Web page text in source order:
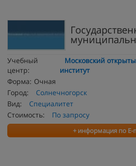
Учебный
центр:
Московский
институт
Форма: Очная
Город:
Солнечногорск
Вид:
Специалитет
Стоимость:
По запросу
+ информация по E-